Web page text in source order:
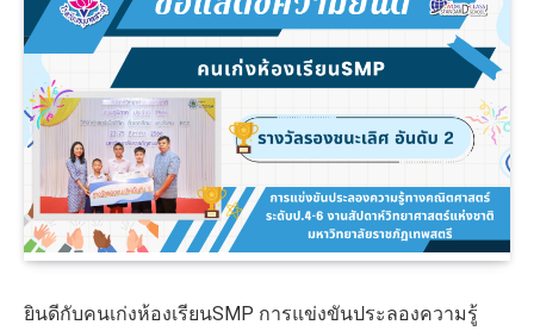
ยินดีกับคนเก่งห้องเรียนSMP การแข่งขันประลองความรู้